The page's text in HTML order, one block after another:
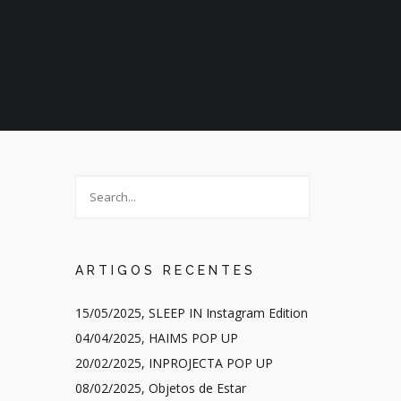
ARTIGOS RECENTES
15/05/2025, SLEEP IN Instagram Edition
04/04/2025, HAIMS POP UP
20/02/2025, INPROJECTA POP UP
08/02/2025, Objetos de Estar